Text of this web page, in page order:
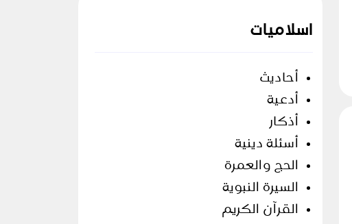
اسلاميات
أحاديث
أدعية
أذكار
أسئلة دينية
الحج والعمرة
السيرة النبوية
القرآن الكريم